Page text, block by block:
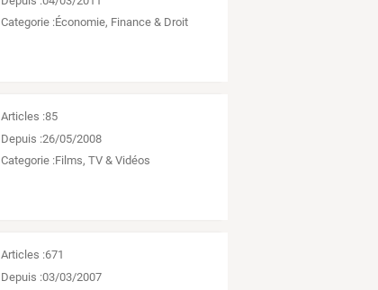
Categorie :Économie, Finance & Droit
Articles :85
Depuis :26/05/2008
Categorie :Films, TV & Vidéos
Articles :671
Depuis :03/03/2007